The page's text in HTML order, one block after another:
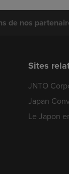
de nos
Sites
JNTO
Japan
Le Japon